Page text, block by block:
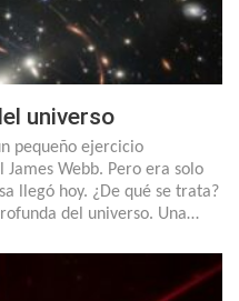
universo
pequeño ejercicio
Webb. Pero era solo
llegó hoy. ¿De qué se trata?
del universo. Una…